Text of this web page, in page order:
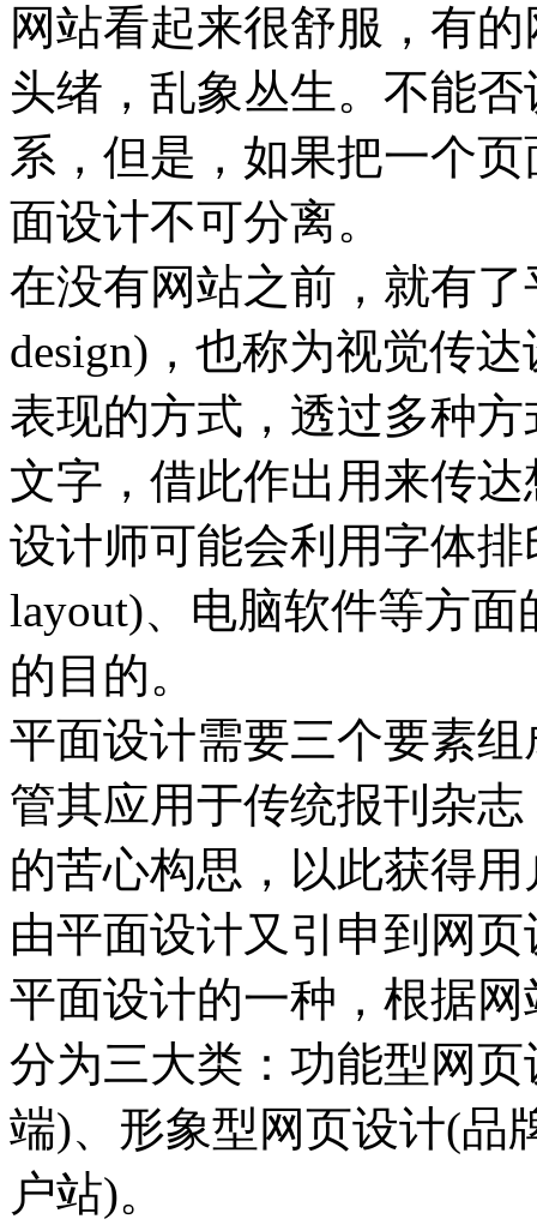
网站看起来很舒服，有
头绪，乱象丛生。不能
系，但是，如果把一个
面设计不可分离。
在没有网站之前，就有
design)，也称为视觉传
表现的方式，透过多种
文字，借此作出用来传
设计师可能会利用字体
layout)、电脑软件等方
的目的。
平面设计需要三个要素
管其应用于传统报刊杂
的苦心构思，以此获得
由平面设计又引申到网
平面设计的一种，根据
分为三大类：功能型网
端)、形象型网页设计(品
户站)。